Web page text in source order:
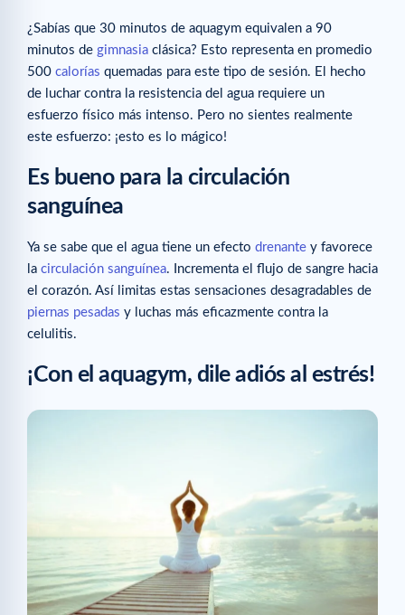
¿Sabías que 30 minutos de aquagym equivalen a 90
minutos de gimnasia clásica? Esto representa en promedio
500 calorías quemadas para este tipo de sesión. El hecho
de luchar contra la resistencia del agua requiere un
esfuerzo físico más intenso. Pero no sientes realmente
este esfuerzo: ¡esto es lo mágico!
Es bueno para la circulación
sanguínea
Ya se sabe que el agua tiene un efecto drenante y favorece
la circulación sanguínea. Incrementa el flujo de sangre hacia
el corazón. Así limitas estas sensaciones desagradables de
piernas pesadas y luchas más eficazmente contra la
celulitis.
¡Con el aquagym, dile adiós al estrés!